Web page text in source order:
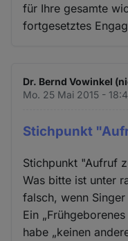
für Ihre gesamte
fortgesetztes
Dr. Bernd Vowinkel
Mo. 25 Mai 2015 -
Stichpunkt
Stichpunkt "Aufruf
Was bitte ist unter
falsch, wenn Singer
Ein
habe „keinen